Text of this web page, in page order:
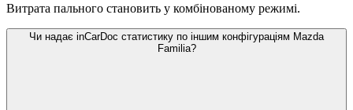
Витрата пального становить у комбінованому режимі.
Чи надає inCarDoc статистику по іншим конфігураціям Mazda
Familia?